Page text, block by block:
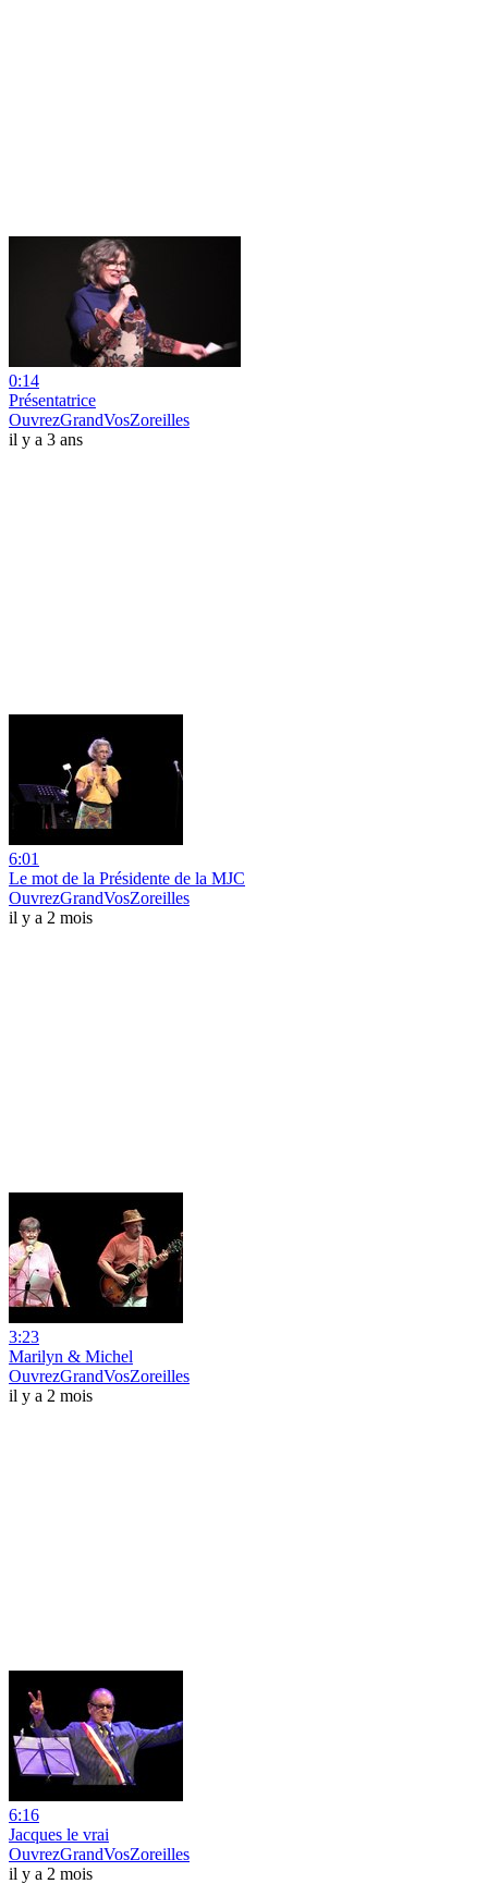
0:14
Présentatrice
OuvrezGrandVosZoreilles
il y a 3 ans
6:01
Le mot de la Présidente de la MJC
OuvrezGrandVosZoreilles
il y a 2 mois
3:23
Marilyn & Michel
OuvrezGrandVosZoreilles
il y a 2 mois
6:16
Jacques le vrai
OuvrezGrandVosZoreilles
il y a 2 mois